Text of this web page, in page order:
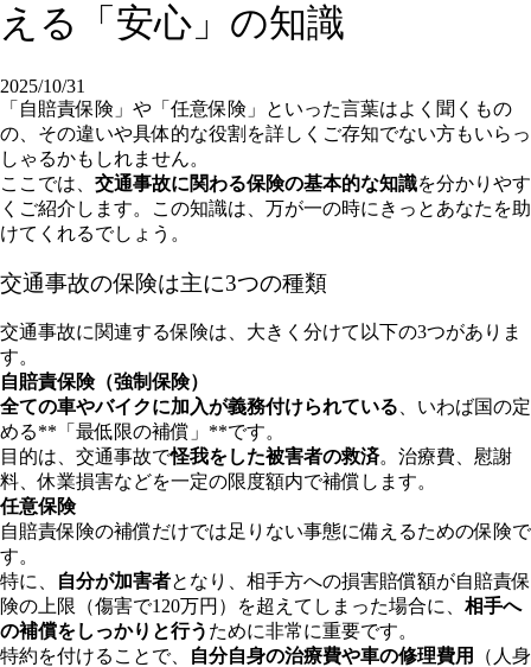
える「安心」の知識
2025/10/31
「自賠責保険」や「任意保険」といった言葉はよく聞くもの
の、その違いや具体的な役割を詳しくご存知でない方もいらっ
しゃるかもしれません。
ここでは、 交通事故に関わる保険の基本的な知識を分かりやす
くご紹介します。この知識は、万が一の時にきっとあなたを助
けてくれるでしょう。
交通事故の保険は主に3つの種類
交通事故に関連する保険は、大きく分けて以下の3つがありま
す。
自賠責保険（強制保険）
全ての車やバイクに加入が義務付けられている 、いわば国の定
める**「最低限の補償」**です。
目的は、交通事故で怪我をした被害者の救済。治療費、慰謝
料、休業損害などを一定の限度額内で補償します。
任意保険
自賠責保険の補償だけでは足りない事態に備えるための保険で
す。
特に、
自分が加害者となり、相手方への損害賠償額が自賠責保
険の上限（傷害で120万円）を超えてしまった場合に、 相手へ
の補償をしっかりと行う ために非常に重要です。
特約を付けることで、
自分自身の治療費や車の修理費用
（人身